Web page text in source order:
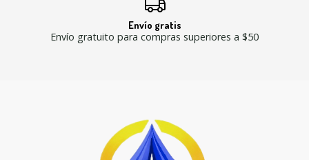
Envío gratis
Envío gratuito para compras superiores a $50